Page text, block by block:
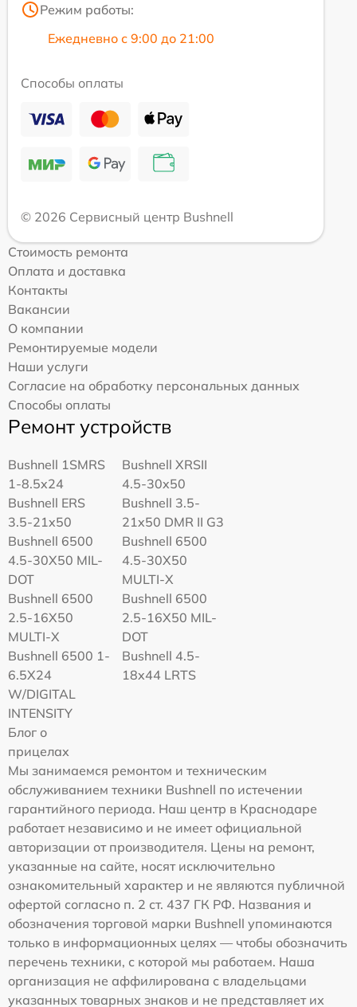
Режим работы:
Ежедневно с 9:00 до 21:00
Способы оплаты
© 2026 Сервисный центр Bushnell
Стоимость ремонта
Оплата и доставка
Контакты
Вакансии
О компании
Ремонтируемые модели
Наши услуги
Согласие на обработку персональных данных
Способы оплаты
Ремонт устройств
Bushnell 1SMRS
1-8.5x24
Bushnell XRSII
4.5-30x50
Bushnell ERS
3.5-21x50
Bushnell 3.5-
21x50 DMR II G3
Bushnell 6500
4.5-30X50 MIL-
DOT
Bushnell 6500
4.5-30X50
MULTI-X
Bushnell 6500
2.5-16X50
MULTI-X
Bushnell 6500
2.5-16X50 MIL-
DOT
Bushnell 6500 1-
6.5X24
W/DIGITAL
INTENSITY
Bushnell 4.5-
18x44 LRTS
Блог о
прицелах
Мы занимаемся ремонтом и техническим
обслуживанием техники Bushnell по истечении
гарантийного периода. Наш центр в Краснодаре
работает независимо и не имеет официальной
авторизации от производителя. Цены на ремонт,
указанные на сайте, носят исключительно
ознакомительный характер и не являются публичной
офертой согласно п. 2 ст. 437 ГК РФ. Названия и
обозначения торговой марки Bushnell упоминаются
только в информационных целях — чтобы обозначить
перечень техники, с которой мы работаем. Наша
организация не аффилирована с владельцами
указанных товарных знаков и не представляет их